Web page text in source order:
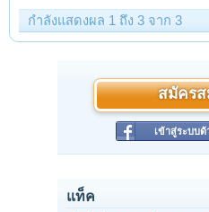
กำลังแสดงผล 1 ถึง 3 จาก 3
สมัครส
เข้าสู่ระบบ
แท็ค